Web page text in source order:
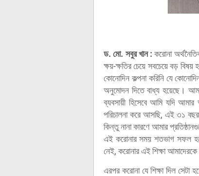
ড. মো. সবুর খান : করোনা
ক্ষয়-ক্ষতির চেয়ে সবচেয়ে বড়
কোনোদিন কল্পনা করিনি যে
অনুমোদন দিতে বাধ্য হয়েছে।
ব্যবসায়ী হিসেবে আমি যদি
পরিচালনা করে আসছি, এই ৩১
কিন্তু নানা কারণে আমার
এই করোনার সময় শতভাগ সফল
নেই, করোনার এই শিক্ষা
এরপর করোনা যে শিক্ষা দিল